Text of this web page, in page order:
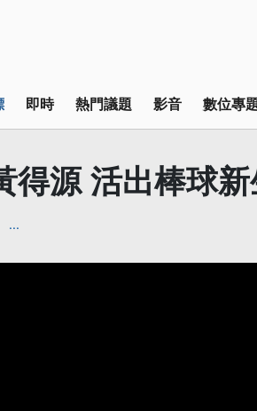
即時 熱門議題 影音 數位專
得源 活出棒球
...